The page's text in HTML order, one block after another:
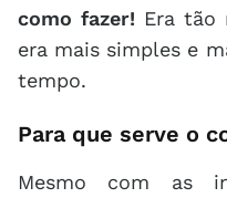
como fazer! Era tão
era mais simples e
tempo.
Para que serve o
Mesmo com as